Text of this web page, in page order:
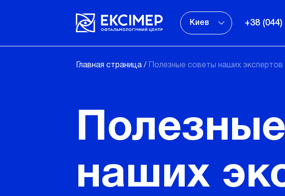
Киев +38
Главная страница/ Полезные советы наших экспертов
наших